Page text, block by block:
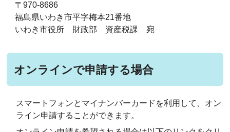
〒970-8686
福島県いわき市平字梅本21番地
いわき市役所 財政部 資産税課 宛
オンラインで申請する場合
スマートフォンとマイナンバーカードを利用して、オン
ライン申請することができます。